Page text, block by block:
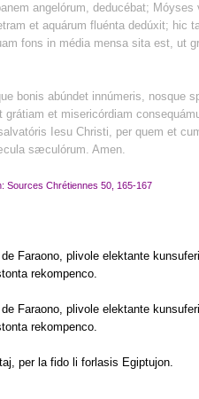
angelórum, deducébat; Móyses
et aquárum fluénta dedúxit; hic
fons in média mensa sita est, ut
bonis abúndet innúmeris, nosque
et misericórdiam
Iesu Christi, per quem et
sæculórum. Amen.
Sources Chrétiennes 50, 165-167
Faraono, plivole elektante
rekompenco.
Faraono, plivole elektante
rekompenco.
per la fido li forlasis Egiptujon.